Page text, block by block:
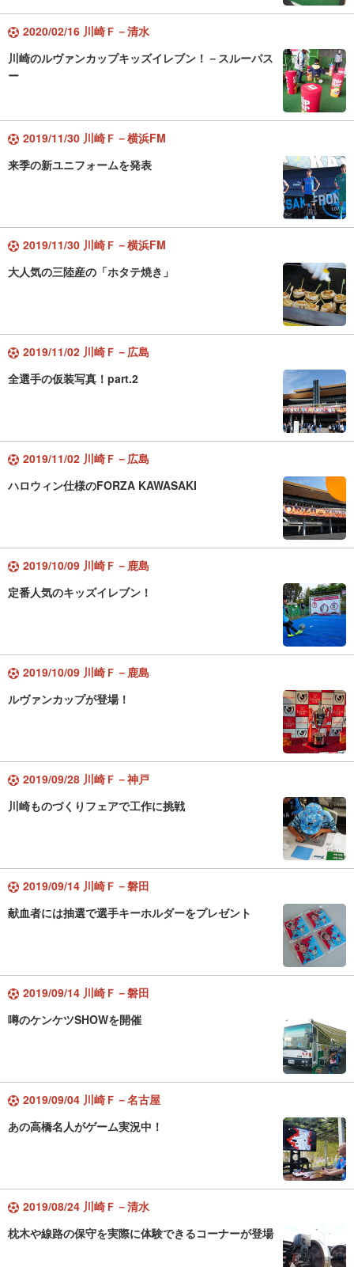
2020/02/16 川崎Ｆ－清水
川崎のルヴァンカップキッズイレブン！－スルーパス
ー
2019/11/30 川崎Ｆ－横浜FM
来季の新ユニフォームを発表
2019/11/30 川崎Ｆ－横浜FM
大人気の三陸産の「ホタテ焼き」
2019/11/02 川崎Ｆ－広島
全選手の仮装写真！part.2
2019/11/02 川崎Ｆ－広島
ハロウィン仕様のFORZA KAWASAKI
2019/10/09 川崎Ｆ－鹿島
定番人気のキッズイレブン！
2019/10/09 川崎Ｆ－鹿島
ルヴァンカップが登場！
2019/09/28 川崎Ｆ－神戸
川崎ものづくりフェアで工作に挑戦
2019/09/14 川崎Ｆ－磐田
献血者には抽選で選手キーホルダーをプレゼント
2019/09/14 川崎Ｆ－磐田
噂のケンケツSHOWを開催
2019/09/04 川崎Ｆ－名古屋
あの高橋名人がゲーム実況中！
2019/08/24 川崎Ｆ－清水
枕木や線路の保守を実際に体験できるコーナーが登場